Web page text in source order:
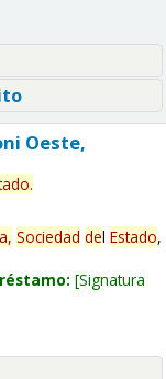
Oeste,
.
Sociedad del Estado,
Signatura